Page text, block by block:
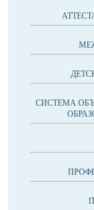
CИСТЕМА